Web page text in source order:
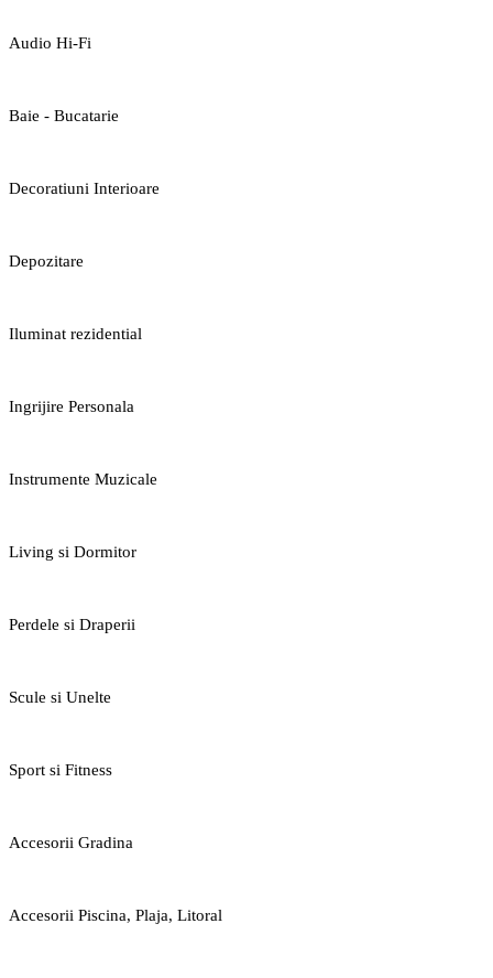
Audio Hi-Fi
Baie - Bucatarie
Decoratiuni Interioare
Depozitare
Iluminat rezidential
Ingrijire Personala
Instrumente Muzicale
Living si Dormitor
Perdele si Draperii
Scule si Unelte
Sport si Fitness
Accesorii Gradina
Accesorii Piscina, Plaja, Litoral